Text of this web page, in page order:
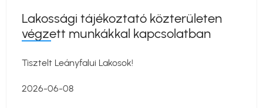
Lakossági tájékoztató közterületen
végzett munkákkal kapcsolatban
Tisztelt Leányfalui Lakosok!
2026-06-08